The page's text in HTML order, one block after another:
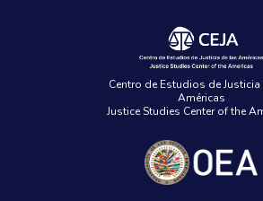
Centro de Estudios de
Américas
Justice Studies Center of the